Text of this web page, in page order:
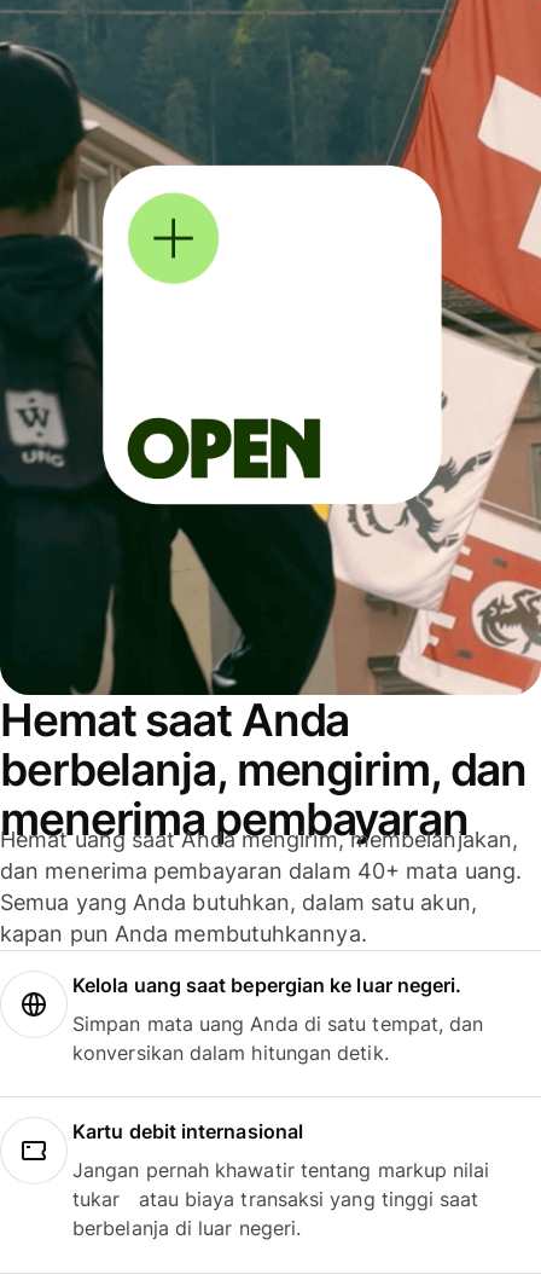
Hemat saat Anda
berbelanja, mengirim, dan
menerima pembayaran
Hemat uang saat Anda mengirim, membelanjakan,
dan menerima pembayaran dalam 40+ mata uang.
Semua yang Anda butuhkan, dalam satu akun,
kapan pun Anda membutuhkannya.
Kelola uang saat bepergian ke luar negeri.
Simpan mata uang Anda di satu tempat, dan
konversikan dalam hitungan detik.
Kartu debit internasional
Jangan pernah khawatir tentang markup nilai
tukar atau biaya transaksi yang tinggi saat
berbelanja di luar negeri.